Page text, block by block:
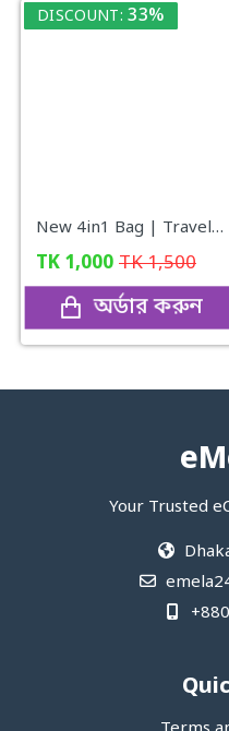
DISCOUNT: 33%
New 4in1 Bag | Travel Bag | Gym Bag | Carry Shoe | V10
TK 1,000 TK1,500
অর্ডার করুন
Your Trusted